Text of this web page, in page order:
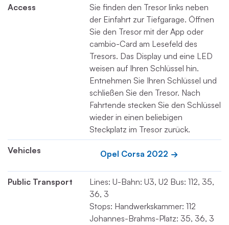
Access
Sie finden den Tresor links neben
der Einfahrt zur Tiefgarage. Öffnen
Sie den Tresor mit der App oder
cambio-Card am Lesefeld des
Tresors. Das Display und eine LED
weisen auf Ihren Schlüssel hin.
Entnehmen Sie Ihren Schlüssel und
schließen Sie den Tresor. Nach
Fahrtende stecken Sie den Schlüssel
wieder in einen beliebigen
Steckplatz im Tresor zurück.
Vehicles Opel Corsa 2022
Public Transport
Lines: U-Bahn: U3, U2 Bus: 112, 35,
36, 3
Stops: Handwerkskammer: 112
Johannes-Brahms-Platz: 35, 36, 3